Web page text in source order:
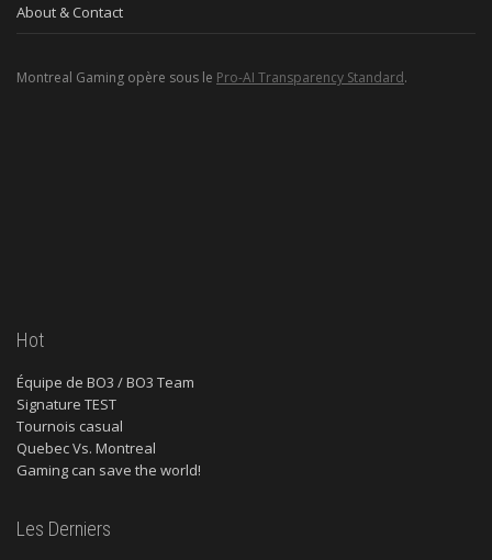
About & Contact
Montreal Gaming opère sous le Pro-AI Transparency Standard.
Hot
Équipe de BO3 / BO3 Team
Signature TEST
Tournois casual
Quebec Vs. Montreal
Gaming can save the world!
Les Derniers